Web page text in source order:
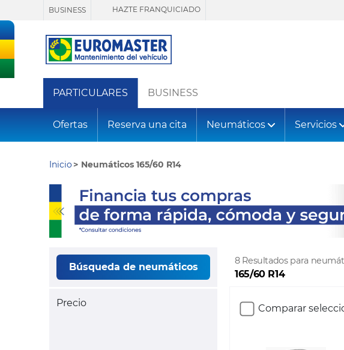
BUSINESS HAZTE FRANQUICIADO
PARTICULARES BUSINESS
Ofertas Reserva una cita Neumáticos Servicios
Inicio Neumáticos 165/60 R14
Búsqueda de neumáticos
Precio
8 Resultados para
165/60 R14
Comparar